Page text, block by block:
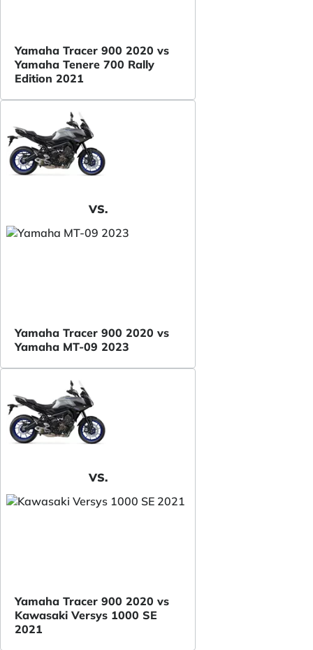
Yamaha Tracer 900 2020 vs
Yamaha Tenere 700 Rally
Edition 2021
VS.
Yamaha Tracer 900 2020 vs
Yamaha MT-09 2023
VS.
Yamaha Tracer 900 2020 vs
Kawasaki Versys 1000 SE
2021